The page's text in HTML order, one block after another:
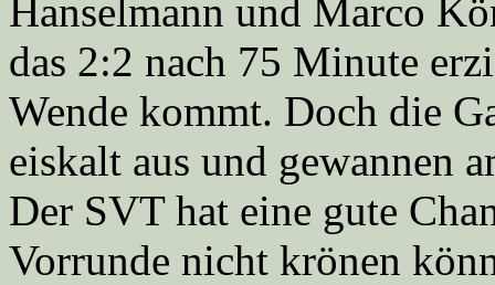
Hanselmann und Marco
das 2:2 nach 75 Minute
Wende kommt. Doch die
eiskalt aus und gewannen
Der SVT hat eine gute
Vorrunde nicht krönen